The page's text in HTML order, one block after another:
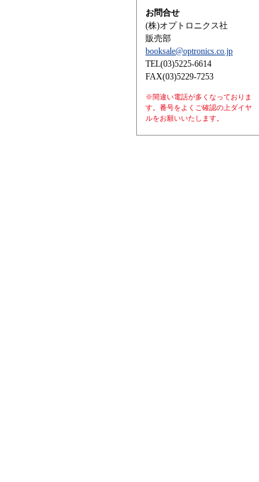
お問合せ
(株)オプトロニクス社
販売部
booksale@optronics.co.jp
TEL(03)5225-6614
FAX(03)5229-7253
※間違い電話が多くなっておりま
す。番号をよくご確認の上ダイヤ
ルをお願いいたします。